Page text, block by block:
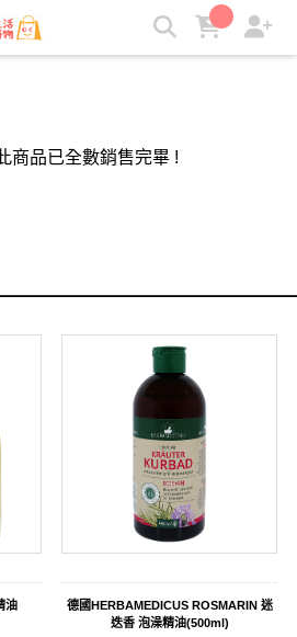
生活好物
商品已全數銷售完畢 !
油
德國HERBAMEDICUS ROSMARIN 迷
迭香 泡澡精油(500ml)